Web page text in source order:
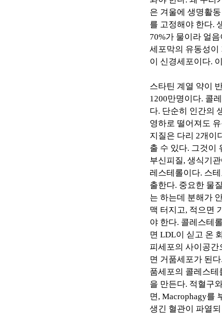
은 겨울에 생명활
를 고정해야 한다.
70%가 물이라 얼
세포막의 유동성이
이 신경세포이다.
스타틴 계열 약이
1200만명이다. 콜
다. 단순히 인간의
영하로 떨어져도
지질은 다리 2개이
출 수 있다. 그것이
부신피질, 생식기
레스테롤이다. 스
출한다. 중요한 물
는 하는데 분해가
맥 터지고, 적으면
야 한다. 콜레스테
면 LDL이 싣고 온
피세포의 사이공
면 거품세포가 된다
품세포의 콜레스
을 만든다. 적혈구
면 , Macrophagy를
생긴 혈관이 파열